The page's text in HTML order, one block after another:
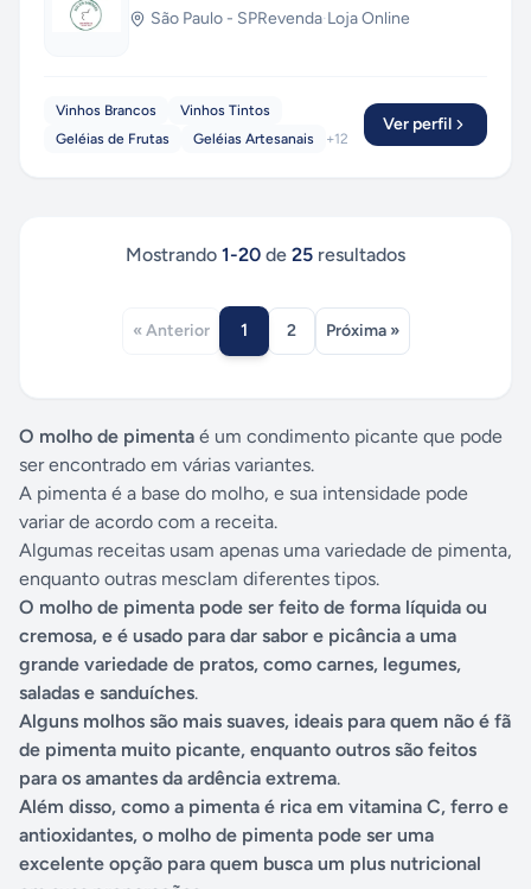
São Paulo - SPRevenda·Loja Online
Vinhos Brancos
Vinhos Tintos
Geléias de Frutas
Geléias Artesanais +12
Ver perfil
Mostrando 1-20 de 25 resultados
« Anterior 1 2 Próxima »
O molho de pimenta é um condimento picante que pode
ser encontrado em várias variantes.
A pimenta é a base do molho, e sua intensidade pode
variar de acordo com a receita.
Algumas receitas usam apenas uma variedade de pimenta,
enquanto outras mesclam diferentes tipos.
O molho de pimenta pode ser feito de forma líquida ou
cremosa, e é usado para dar sabor e picância a uma
grande variedade de pratos, como carnes, legumes,
saladas e sanduíches.
Alguns molhos são mais suaves, ideais para quem não é fã
de pimenta muito picante, enquanto outros são feitos
para os amantes da ardência extrema.
Além disso, como a pimenta é rica em vitamina C, ferro e
antioxidantes, o molho de pimenta pode ser uma
excelente opção para quem busca um plus nutricional